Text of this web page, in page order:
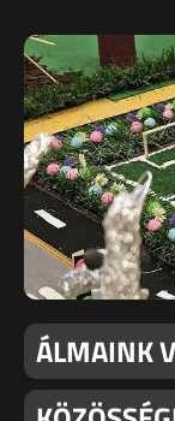
ÁLMAINK